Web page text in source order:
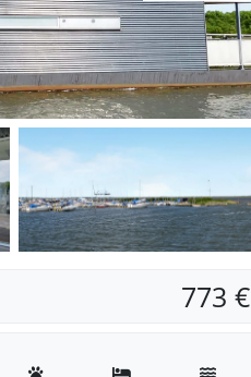
773 €